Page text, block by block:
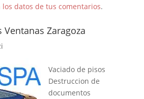
los datos de tus comentarios.
Zaragoza
Vaciado de pisos
Destruccion de
documentos